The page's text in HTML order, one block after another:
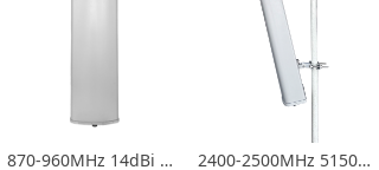
870-960MHz 14dBi 扇区天线 2400-2500MHz 5150-5850MHz 17dBi-VH-双频4口定制扇区天线